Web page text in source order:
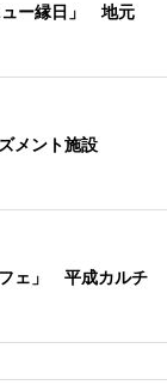
ュー縁日」 地元
メント施設
ェ」 平成カルチ